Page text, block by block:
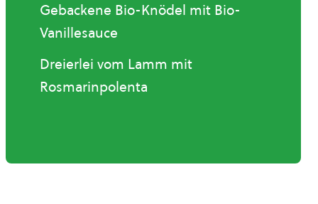
Gebackene Bio-Knödel mit Bio-
Vanillesauce
Dreierlei vom Lamm mit
Rosmarinpolenta